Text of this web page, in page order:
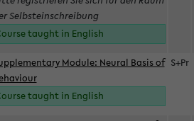
Selbsteinschreibung
taught in English
Module: Neural Basis of
taught in English
S+Pr